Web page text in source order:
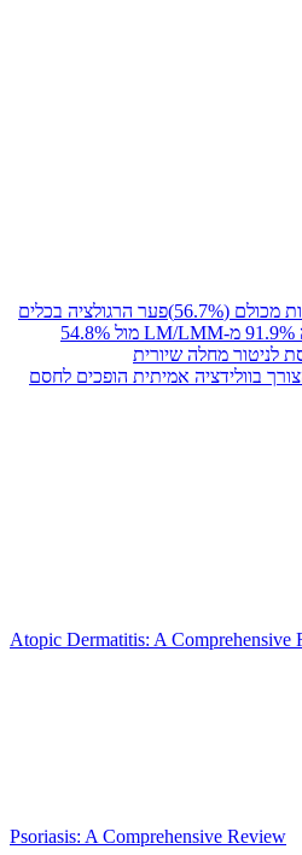
פער הרגולציה בכלים
הדמיה מתקדמת משנה תיעדוף נגעים: RCM מזהה 91.9% מ-LM/LMM מול 54.8%
בוולידציה אמיתית הופכים לחסם
Atopic Dermatitis: A Comprehensive
Psoriasis: A Comprehensive Review